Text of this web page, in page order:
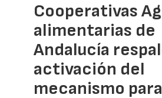
Cooperativas
alimentarias de
Andalucía
activación del
mecanismo para